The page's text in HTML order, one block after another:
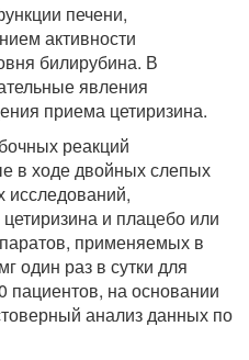
печени,
активности
билирубина. В
явления
приема цетиризина.
реакций
в ходе двойных слепых
исследований,
и плацебо или
применяемых в
один раз в сутки для
пациентов, на основании
анализ данных по